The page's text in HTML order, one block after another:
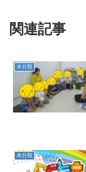
関連記事
未分類
未分類